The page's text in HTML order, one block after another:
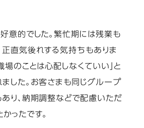
意的でした。繁忙期には残業も
正直気後れする気持ちもありま
場のことは心配しなくていい」と
した。お客さまも同じグループ
り、納期調整などで配慮いただ
ったです。